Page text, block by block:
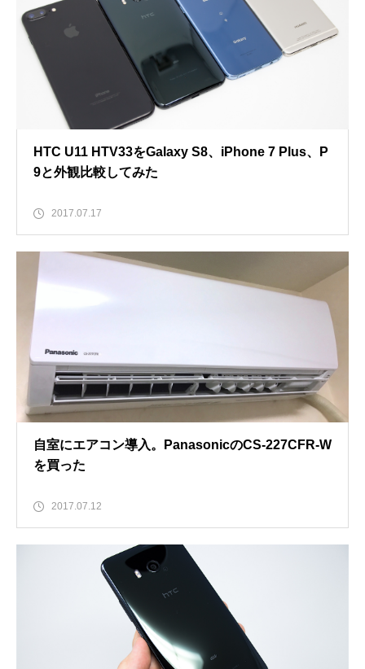
HTC U11 HTV33をGalaxy S8、iPhone 7 Plus、P
9と外観比較してみた
2017.07.17
自室にエアコン導入。PanasonicのCS-227CFR-W
を買った
2017.07.12